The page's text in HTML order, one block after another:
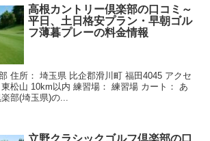
高根カントリー倶楽部の口コミ～
平日、土日格安プラン・早朝ゴル
フ薄暮プレーの料金情報
住所： 埼玉県 比企郡滑川町 福田4045 アクセ
松山 10km以内 練習場： 練習場 カート： あ
部(埼玉県)の...
立野クラシックゴルフ倶楽部の口